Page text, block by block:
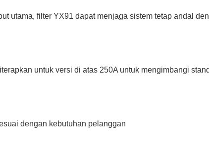
utama, filter YX91 dapat menjaga sistem tetap andal
untuk versi di atas 250A untuk mengimbangi
dengan kebutuhan pelanggan